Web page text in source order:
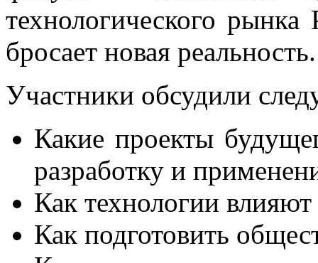
технологического
бросает новая реальность.
Участники обсудили
Какие проекты
разработку и
Как технологии
Как подготовить